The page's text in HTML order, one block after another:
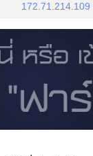
172.71.214.109